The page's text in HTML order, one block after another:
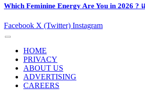
Which Feminine Energy Are You in
Facebook X (Twitter) Instagram
HOME
PRIVACY
ABOUT US
ADVERTISING
CAREERS